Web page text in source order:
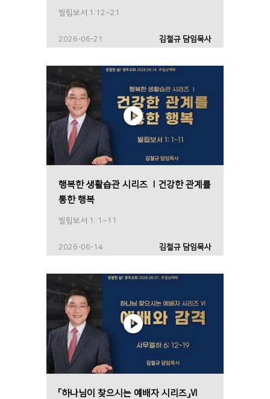
빌립보서 1:12~21
2026-06-21 김철규 담임목사
행복한 생활습관 시리즈 Ⅰ건강한 관계를
통한 행복
빌립보서 1: 1~11
2026-06-14 김철규 담임목사
「하나님이 찾으시는 예배자 시리즈」Ⅵ